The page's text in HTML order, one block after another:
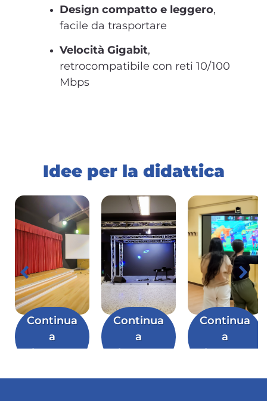
Design compatto e leggero,
facile da trasportare
Velocità Gigabit,
retrocompatibile con reti 10/100
Mbps
Idee per la didattica
Continua
a
leggere
Continua
a
leggere
Continua
a
leggere